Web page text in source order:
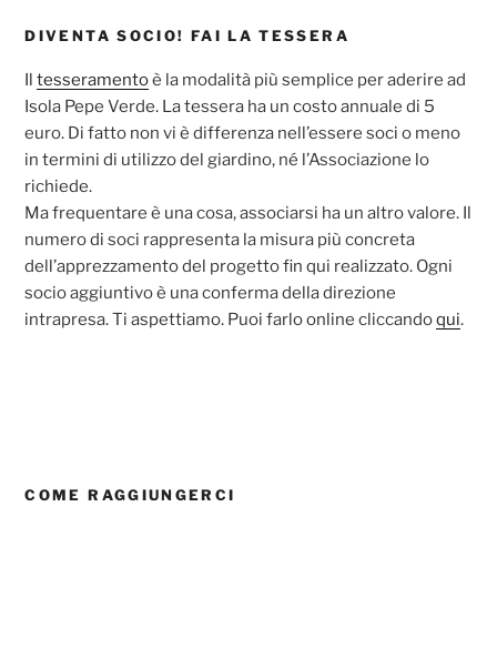
DIVENTA SOCIO! FAI LA TESSERA
Iltesseramentoè la modalità più semplice per aderire ad
Isola Pepe Verde. La tessera ha un costo annuale di 5
euro. Di fatto non vi è differenza nell’essere soci o meno
in termini di utilizzo del giardino, né l’Associazione lo
richiede.
Ma frequentare è una cosa, associarsi ha un altro valore. Il
numero di soci rappresenta la misura più concreta
dell’apprezzamento del progetto fin qui realizzato. Ogni
socio aggiuntivo è una conferma della direzione
intrapresa. Ti aspettiamo. Puoi farlo online cliccandoqui.
COME RAGGIUNGERCI